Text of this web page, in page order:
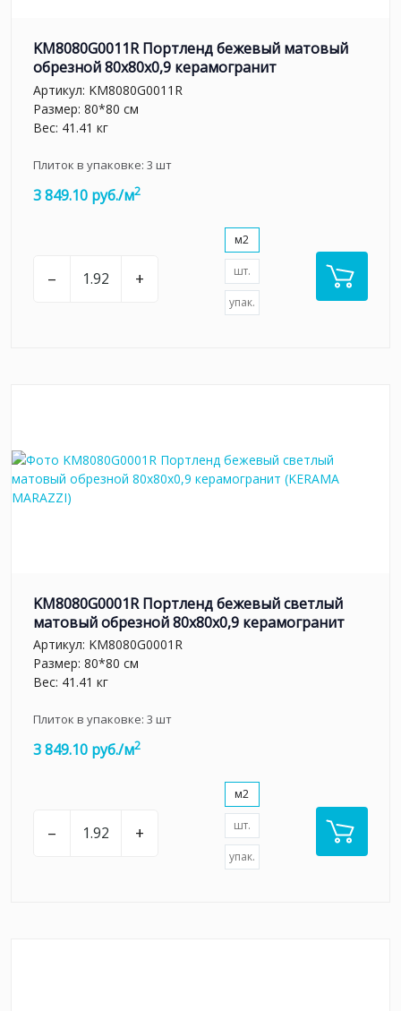
KM8080G0011R Портленд бежевый матовый
обрезной 80x80x0,9 керамогранит
Артикул: KM8080G0011R
Размер: 80*80 см
Вес: 41.41 кг
Плиток в упаковке: 3 шт
3 849.10 руб./м2
– +
м2
шт.
упак.
KM8080G0001R Портленд бежевый светлый
матовый обрезной 80x80x0,9 керамогранит
Артикул: KM8080G0001R
Размер: 80*80 см
Вес: 41.41 кг
Плиток в упаковке: 3 шт
3 849.10 руб./м2
– +
м2
шт.
упак.